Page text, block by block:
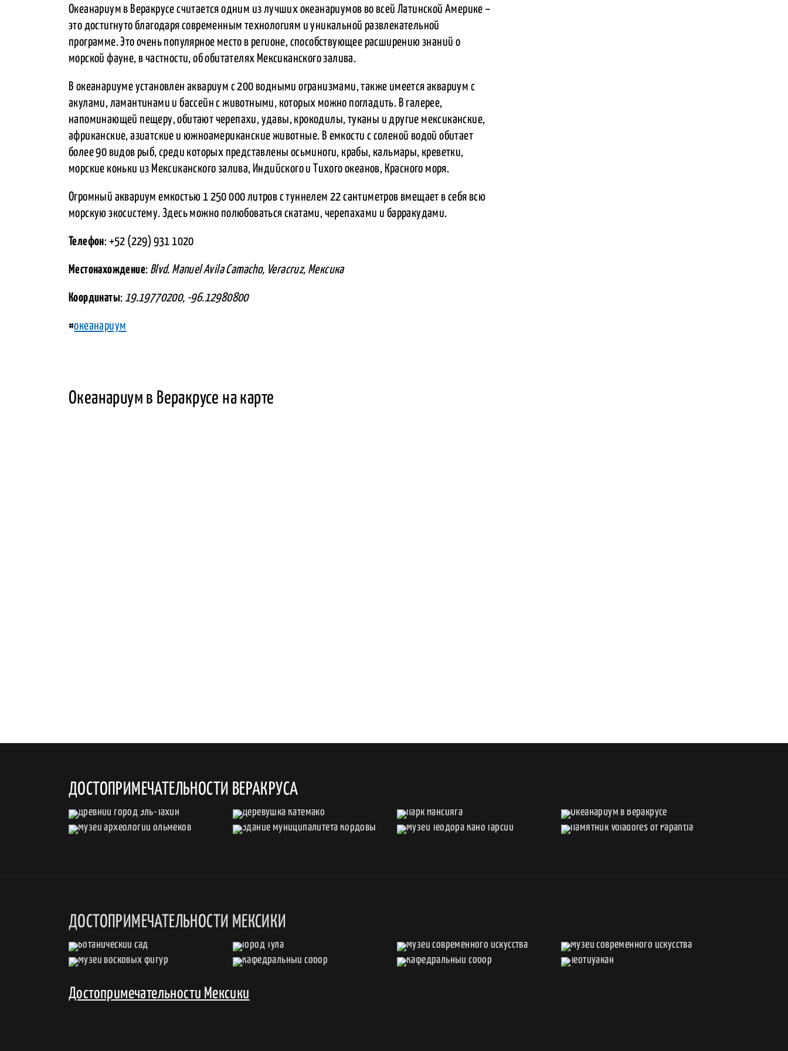
Океанариум в Веракрусе считается одним из лучших океанариумов во всей Латинской Америке –
это достигнуто благодаря современным технологиям и уникальной развлекательной
программе. Это очень популярное место в регионе, способствующее расширению знаний о
морской фауне, в частности, об обитателях Мексиканского залива.
В океанариуме установлен аквариум с 200 водными огранизмами, также имеется аквариум с
акулами, ламантинами и бассейн с животными, которых можно погладить. В галерее,
напоминающей пещеру, обитают черепахи, удавы, крокодилы, туканы и другие мексиканские,
африканские, азиатские и южноамериканские животные. В емкости с соленой водой обитает
более 90 видов рыб, среди которых представлены осьминоги, крабы, кальмары, креветки,
морские коньки из Мексиканского залива, Индийского и Тихого океанов, Красного моря.
Огромный аквариум емкостью 1 250 000 литров с туннелем 22 сантиметров вмещает в себя всю
морскую экосистему. Здесь можно полюбоваться скатами, черепахами и барракудами.
Телефон: +52 (229) 931 1020
Местонахождение: Blvd. Manuel Avila Camacho, Veracruz, Мексика
Координаты: 19.19770200, -96.12980800
#океанариум
Океанариум в Веракрусе на карте
ДОСТОПРИМЕЧАТЕЛЬНОСТИ ВЕРАКРУСА
ДОСТОПРИМЕЧАТЕЛЬНОСТИ МЕКСИКИ
Достопримечательности Мексики